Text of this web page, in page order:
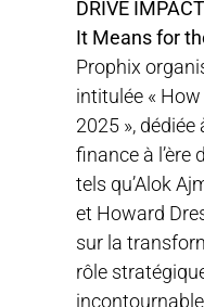
DRIVE
It Means for
Prophix
intitulée «
2025 », dédiée
finance à l’ère
tels qu’Alok
et Howard
sur la
rôle